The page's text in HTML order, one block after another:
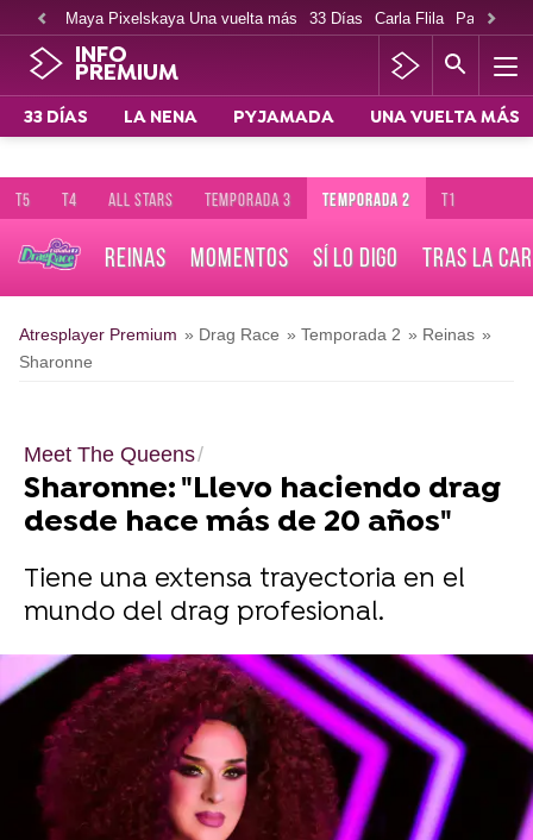
Maya Pixelskaya Una vuelta más 33 Días Carla Flila Paco
INFO
PREMIUM
33 DÍAS LA NENA PYJAMADA UNA VUELTA MÁS
T5 T4 ALL STARS TEMPORADA 3 TEMPORADA 2 T1
REINAS MOMENTOS SÍ LO DIGO TRAS LA
Atresplayer Premium » Drag Race » Temporada 2 » Reinas »
Sharonne
Meet The Queens
Sharonne: "Llevo haciendo drag
desde hace más de 20 años"
Tiene una extensa trayectoria en el
mundo del drag profesional.
atresplayer